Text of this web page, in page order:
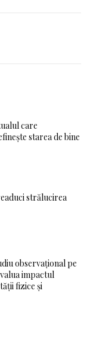
care
starea de bine
strălucirea
observațional pe
impactul
fizice și